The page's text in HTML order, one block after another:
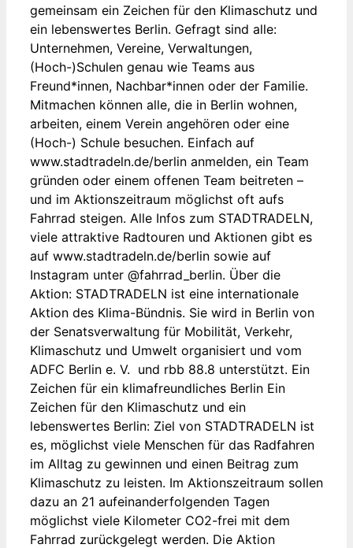
gemeinsam ein Zeichen für den Klimaschutz und
ein lebenswertes Berlin. Gefragt sind alle:
Unternehmen, Vereine, Verwaltungen,
(Hoch-)Schulen genau wie Teams aus
Freund*innen, Nachbar*innen oder der Familie.
Mitmachen können alle, die in Berlin wohnen,
arbeiten, einem Verein angehören oder eine
(Hoch-) Schule besuchen. Einfach auf
www.stadtradeln.de/berlin anmelden, ein Team
gründen oder einem offenen Team beitreten –
und im Aktionszeitraum möglichst oft aufs
Fahrrad steigen. Alle Infos zum STADTRADELN,
viele attraktive Radtouren und Aktionen gibt es
auf www.stadtradeln.de/berlin sowie auf
Instagram unter @fahrrad_berlin. Über die
Aktion: STADTRADELN ist eine internationale
Aktion des Klima-Bündnis. Sie wird in Berlin von
der Senatsverwaltung für Mobilität, Verkehr,
Klimaschutz und Umwelt organisiert und vom
ADFC Berlin e. V. und rbb 88.8 unterstützt. Ein
Zeichen für ein klimafreundliches Berlin Ein
Zeichen für den Klimaschutz und ein
lebenswertes Berlin: Ziel von STADTRADELN ist
es, möglichst viele Menschen für das Radfahren
im Alltag zu gewinnen und einen Beitrag zum
Klimaschutz zu leisten. Im Aktionszeitraum sollen
dazu an 21 aufeinanderfolgenden Tagen
möglichst viele Kilometer CO2-frei mit dem
Fahrrad zurückgelegt werden. Die Aktion